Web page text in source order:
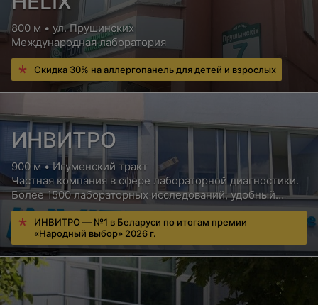
800 м • ул. Прушинских
Международная лаборатория
Скидка 30% на аллергопанель для детей и взрослых
ИНВИТРО
900 м • Игуменский тракт
Частная компания в сфере лабораторной диагностики.
Более 1500 лабораторных исследований, удобный
сервис для пациентов, бесплатная консультация врача
ИНВИТРО — №1 в Беларуси по итогам премии
«Народный выбор» 2026 г.